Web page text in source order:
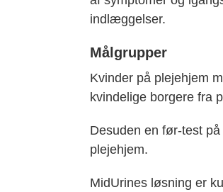
indlæggelser.
Målgrupper
Kvinder på plejehjem
kvindelige borgere fra
Desuden en før-test
plejehjem.
MidUrines løsning er